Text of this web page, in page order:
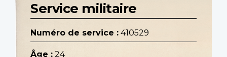
Service militaire
Numéro de service : 410529
Âge : 24